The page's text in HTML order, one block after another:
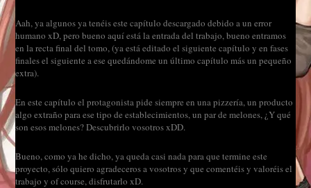
Aah, ya algunos ya tenéis este capítulo descargado debido a un error
humano xD, pero bueno aquí está la entrada del trabajo, bueno entramos
en la recta final del tomo, (ya está editado el siguiente capítulo y en fases
finales el siguiente a ese quedándome un último capítulo más un pequeño
extra).
En este capítulo el protagonista pide siempre en una pizzería, un producto
algo extraño para ese tipo de establecimientos, un par de melones, ¿Y qué
son esos melones? Descubrirlo vosotros xDD.
Bueno, como ya he dicho, ya queda casi nada para que termine este
proyecto, sólo quiero agradeceros a vosotros y que comentéis y valoréis el
trabajo y of course, disfrutarlo xD.